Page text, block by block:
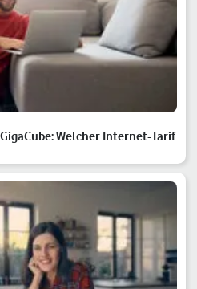
Welcher Internet-Tarif